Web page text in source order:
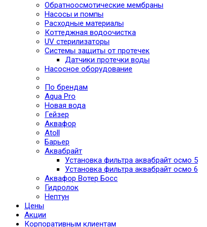
Обратноосмотические мембраны
Насосы и помпы
Расходные материалы
Коттеджная водоочистка
UV стерилизаторы
Системы защиты от протечек
Датчики протечки воды
Насосное оборудование
По брендам
Aqua Pro
Новая вода
Гейзер
Аквафор
Atoll
Барьер
Аквабрайт
Установка фильтра аквабрайт осмо 5
Установка фильтра аквабрайт осмо 6
Аквафор Вотер Босс
Гидролок
Нептун
Цены
Акции
Корпоративным клиентам